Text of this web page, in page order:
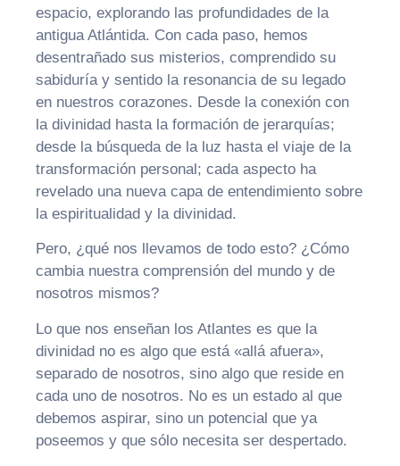
espacio, explorando las profundidades de la
antigua Atlántida. Con cada paso, hemos
desentrañado sus misterios, comprendido su
sabiduría y sentido la resonancia de su legado
en nuestros corazones. Desde la conexión con
la divinidad hasta la formación de jerarquías;
desde la búsqueda de la luz hasta el viaje de la
transformación personal; cada aspecto ha
revelado una nueva capa de entendimiento sobre
la espiritualidad y la divinidad.
Pero, ¿qué nos llevamos de todo esto? ¿Cómo
cambia nuestra comprensión del mundo y de
nosotros mismos?
Lo que nos enseñan los Atlantes es que la
divinidad no es algo que está «allá afuera»,
separado de nosotros, sino algo que reside en
cada uno de nosotros. No es un estado al que
debemos aspirar, sino un potencial que ya
poseemos y que sólo necesita ser despertado.